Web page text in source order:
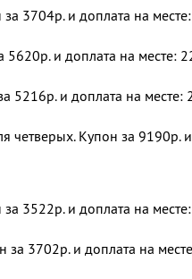
3704р. и доплата на
и доплата на месте:
5216р. и доплата на месте:
Купон за 9190р.
3522р. и доплата на
3702р. и доплата на